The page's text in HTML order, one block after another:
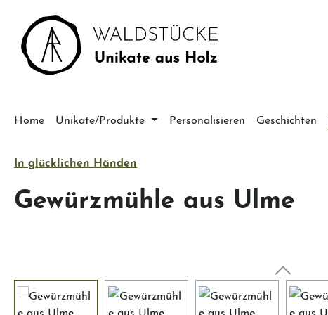
Hauptinhalt springen
Zur Suche springen
Zur Hauptnavigation springen
Home Unikate/Produkte Personalisieren Geschichten
In glücklichen Händen
Gewürzmühle aus Ulme